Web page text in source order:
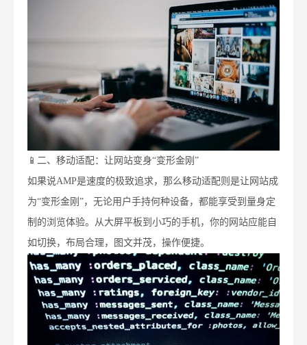
📱二、移动适配：让网站变身“变形金刚”
如果说AMP是速度的极致追求，那么移动适配则是让网站成
为“变形金刚”，无论用户手持何种设备，都能享受到量身定
制的浏览体验。从大屏平板到小巧的手机，你的网站应能自
如切换，布局合理，图文并茂，操作便捷。